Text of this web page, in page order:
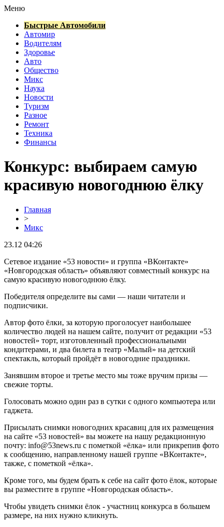
Меню
Быстрые Автомобили
Автомир
Водителям
Здоровье
Авто
Общество
Микс
Наука
Новости
Туризм
Разное
Ремонт
Техника
Финансы
Конкурс: выбираем самую
красивую новогоднюю ёлку
Главная
>
Микс
23.12 04:26
Сетевое издание «53 новости» и группа «ВКонтакте»
«Новгородская область» объявляют совместный конкурс на
самую красивую новогоднюю ёлку.
Победителя определите вы сами — наши читатели и
подписчики.
Автор фото ёлки, за которую проголосует наибольшее
количество людей на нашем сайте, получит от редакции «53
новостей» торт, изготовленный профессиональными
кондитерами, и два билета в театр «Малый» на детский
спектакль, который пройдёт в новогодние праздники.
Занявшим второе и третье место мы тоже вручим призы —
свежие торты.
Голосовать можно один раз в сутки с одного компьютера или
гаджета.
Присылать снимки новогодних красавиц для их размещения
на сайте «53 новостей» вы можете на нашу редакционную
почту: info@53news.ru с пометкой «ёлка» или прикрепив фото
к сообщению, направленному нашей группе «ВКонтакте»,
также, с пометкой «ёлка».
Кроме того, мы будем брать к себе на сайт фото ёлок, которые
вы разместите в группе «Новгородская область».
Чтобы увидеть снимки ёлок - участниц конкурса в большем
размере, на них нужно кликнуть.